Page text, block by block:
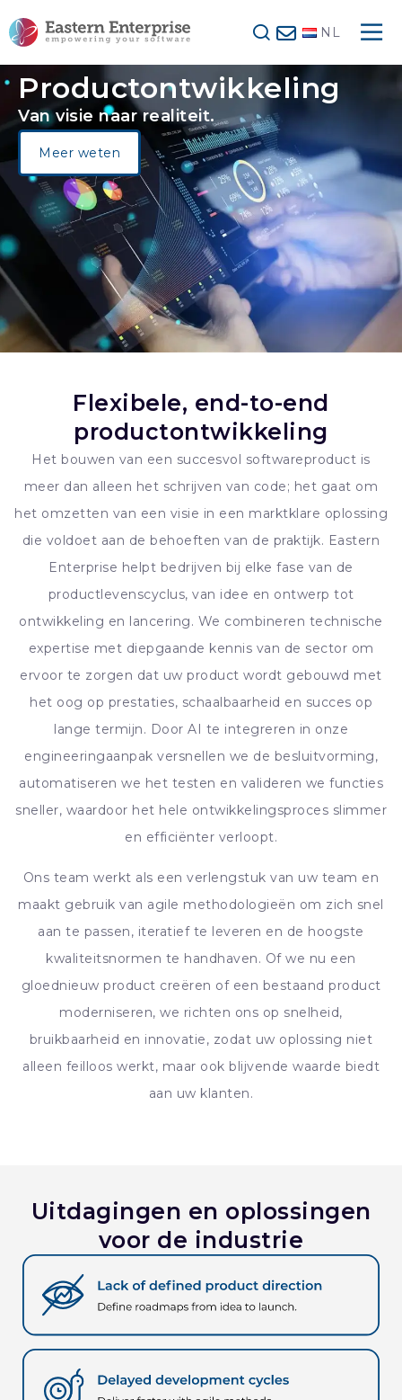
NL
Productontwikkeling
Van visie naar realiteit.
Meer weten
Flexibele, end-to-end
productontwikkeling
Het bouwen van een succesvol softwareproduct is
meer dan alleen het schrijven van code; het gaat om
het omzetten van een visie in een marktklare oplossing
die voldoet aan de behoeften van de praktijk. Eastern
Enterprise helpt bedrijven bij elke fase van de
productlevenscyclus, van idee en ontwerp tot
ontwikkeling en lancering. We combineren technische
expertise met diepgaande kennis van de sector om
ervoor te zorgen dat uw product wordt gebouwd met
het oog op prestaties, schaalbaarheid en succes op
lange termijn. Door AI te integreren in onze
engineeringaanpak versnellen we de besluitvorming,
automatiseren we het testen en valideren we functies
sneller, waardoor het hele ontwikkelingsproces slimmer
en efficiënter verloopt.
Ons team werkt als een verlengstuk van uw team en
maakt gebruik van agile methodologieën om zich snel
aan te passen, iteratief te leveren en de hoogste
kwaliteitsnormen te handhaven. Of we nu een
gloednieuw product creëren of een bestaand product
moderniseren, we richten ons op snelheid,
bruikbaarheid en innovatie, zodat uw oplossing niet
alleen feilloos werkt, maar ook blijvende waarde biedt
aan uw klanten.
Uitdagingen en oplossingen
voor de industrie